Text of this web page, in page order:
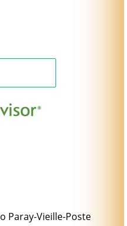
Paray-Vieille-Poste